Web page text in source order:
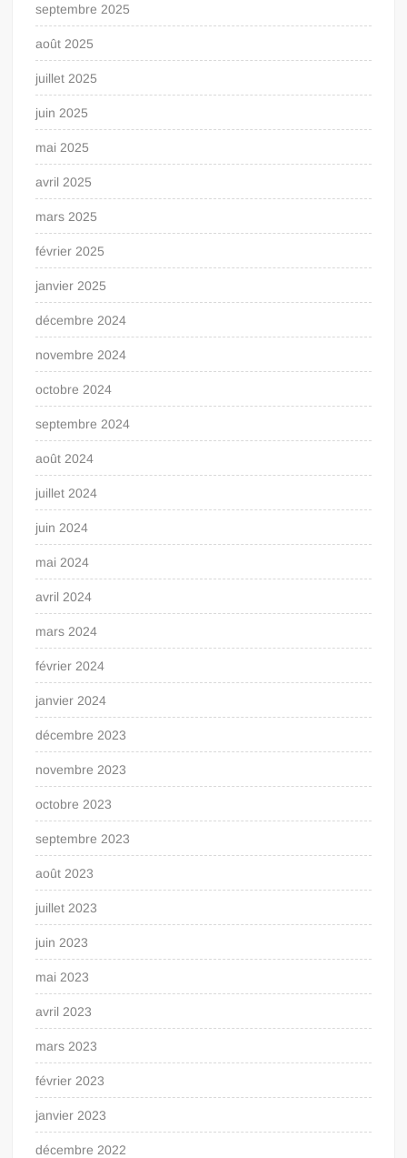
septembre 2025
août 2025
juillet 2025
juin 2025
mai 2025
avril 2025
mars 2025
février 2025
janvier 2025
décembre 2024
novembre 2024
octobre 2024
septembre 2024
août 2024
juillet 2024
juin 2024
mai 2024
avril 2024
mars 2024
février 2024
janvier 2024
décembre 2023
novembre 2023
octobre 2023
septembre 2023
août 2023
juillet 2023
juin 2023
mai 2023
avril 2023
mars 2023
février 2023
janvier 2023
décembre 2022